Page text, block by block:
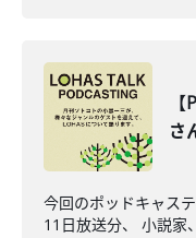
さ
今回のポッドキャス
11日放送分、 小説家